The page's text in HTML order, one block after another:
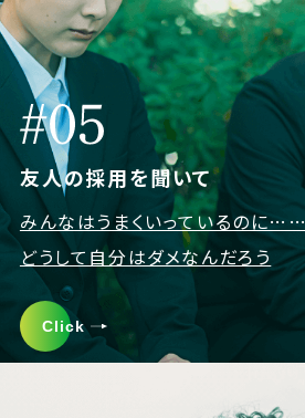
友人の採用を聞いて
みんなはうまくいっているのに……
どうして自分はダメなんだろう
Click